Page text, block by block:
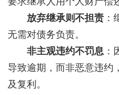
放弃继承则不担责 ：
无需对债务负责。
非主观违约不罚息 ：
导致逾期，而非恶意违约
及复利。